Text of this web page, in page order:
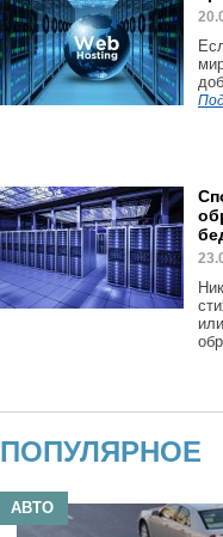
ПОПУЛЯРНОЕ
АВТО